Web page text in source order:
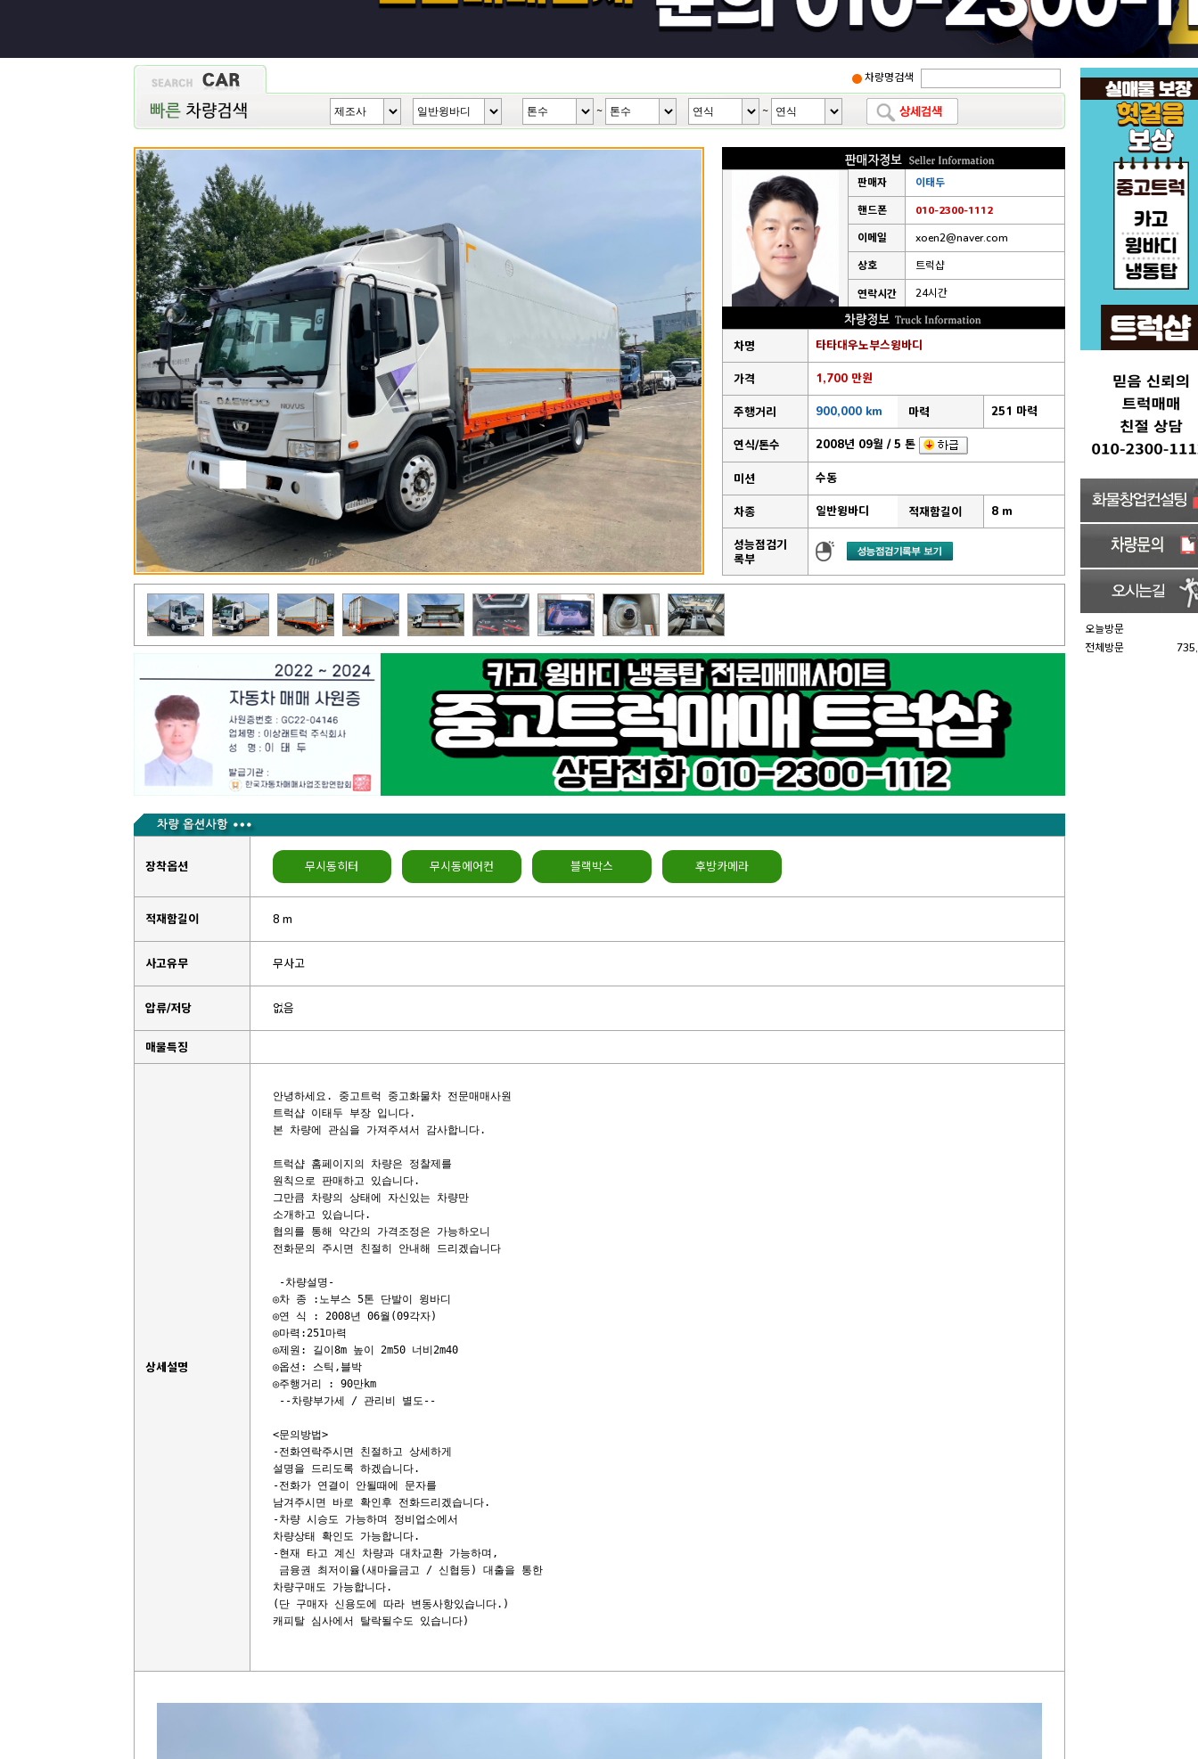
차량명검색
~ ~
오늘방문
전체방문
판매자 이태두
핸드폰 010-2300-1112
이메일 xoen2@naver.com
상호 트럭샵
연락시간 24시간
차명 타타대우노부스윙바디
가격 1,700 만원
주행거리 900,000 km 마력 251 마력
연식/톤수 2008년 09월 / 5 톤
미션 수동
차종 일반윙바디 적재함길이 8 m
성능점검기
록부
장착옵션 무시동히터 무시동에어컨 블랙박스 후방카메라
적재함길이 8 m
사고유무 무사고
압류/저당 없음
매물특징
상세설명
안녕하세요. 중고트럭 중고화물차 전문매매사원
트럭샵 이태두 부장 입니다.
본 차량에 관심을 가져주셔서 감사합니다.
트럭샵 홈페이지의 차량은 정찰제를
원칙으로 판매하고 있습니다.
그만큼 차량의 상태에 자신있는 차량만
소개하고 있습니다.
협의를 통해 약간의 가격조정은 가능하오니
전화문의 주시면 친절히 안내해 드리겠습니다
-차량설명-
◎차 종 :노부스 5톤 단발이 윙바디
◎연 식 : 2008년 06월(09각자)
◎마력:251마력
◎제원: 길이8m 높이 2m50 너비2m40
◎옵션: 스틱,블박
◎주행거리 : 90만km
--차량부가세 / 관리비 별도--
<문의방법>
-전화연락주시면 친절하고 상세하게
설명을 드리도록 하겠습니다.
-전화가 연결이 안될때에 문자를
남겨주시면 바로 확인후 전화드리겠습니다.
-차량 시승도 가능하며 정비업소에서
차량상태 확인도 가능합니다.
-현재 타고 계신 차량과 대차교환 가능하며,
금융권 최저이율(새마을금고 / 신협등) 대출을 통한
차량구매도 가능합니다.
(단 구매자 신용도에 따라 변동사항있습니다.)
캐피탈 심사에서 탈락될수도 있습니다)